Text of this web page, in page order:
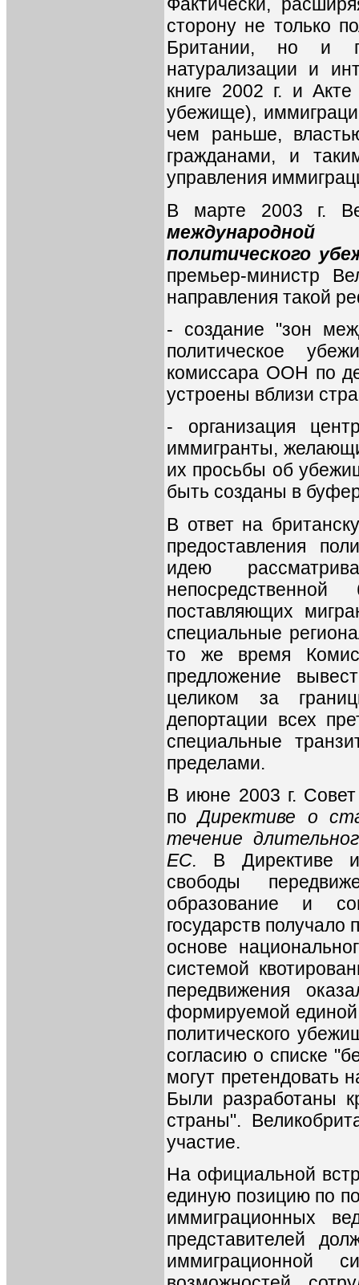
Фактически,
сторону не только
Британии, но и
натурализации и
книге 2002 г. и
убежище),
чем раньше,
гражданами, и
управления
В марте 2003 г.
политического
премьер-министр
направления такой
- создание "зон
политическое
комиссара ООН по
устроены вблизи
- организация
иммигранты,
их просьбы об
быть созданы в
В ответ на
предоставления
идею
поставляющих
специальные
то же время
предложение
целиком за
депортации всех
специальные
пределами.
В июне 2003 г.
поДирективе о
течение
ЕС. В Директиве
свободы
образование и
государств получало
основе
системой
передвижения
формируемой единой
политического
согласию о списке
могут претендовать
Были разработаны
страны".
участие.
На официальной
единую позицию по
иммиграционных
представителей
иммиграционной